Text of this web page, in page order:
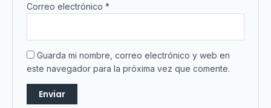
Correo electrónico*
Guarda mi nombre, correo electrónico y web en
este navegador para la próxima vez que comente.